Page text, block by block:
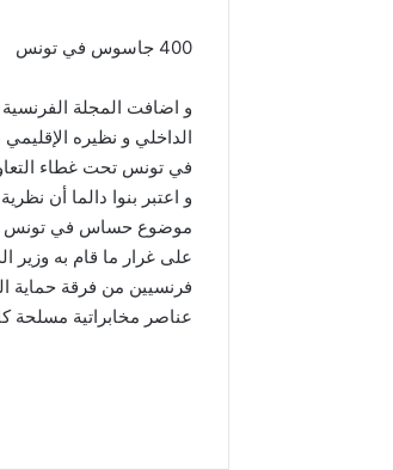
400 جاسوس في تونس
و اضافت المجلة
في تونس تحت غطاء
و اعتبر بنوا دالما أن
موضوع حساس في تونس و
على غرار ما قام به وزير
فرنسيين من فرقة حماية
عناصر مخابراتية مسلحة